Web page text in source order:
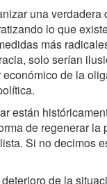
una
lo que
más
solo serían
de la
están
de regenerar
Si no decimos
de la